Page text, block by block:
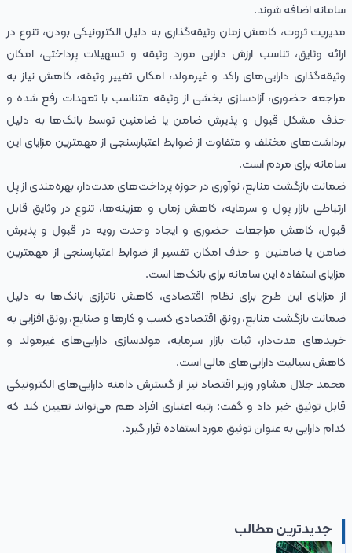
سامانه اضافه شوند.
مدیریت ثروت، کاهش زمان وثیقه‌گذاری به دلیل الکترونیکی بودن، تنوع در
ارائه وثایق، تناسب ارزش دارایی مورد وثیقه و تسهیلات پرداختی، امکان
وثیقه‌گذاری دارایی‌های راکد و غیرمولد، امکان تغییر وثیقه، کاهش نیاز به
مراجعه حضوری، آزادسازی بخشی از وثیقه متناسب با تعهدات رفع شده و
حذف مشکل قبول و پذیرش ضامن یا ضامنین توسط بانک‌ها به ‌دلیل
برداشت‌های مختلف و متفاوت از ضوابط اعتبارسنجی از مهمترین مزایای این
سامانه برای مردم است.
ضمانت بازگشت منابع، نوآوری در حوزه پرداخت‌های مدت‌دار، بهره‌مندی از پل
ارتباطی بازار پول و سرمایه، کاهش زمان و هزینه‌ها، تنوع در وثایق قابل
قبول، کاهش مراجعات حضوری و ایجاد وحدت رویه در قبول و پذیرش
ضامن یا ضامنین و حذف امکان تفسیر از ضوابط اعتبارسنجی از مهمترین
مزایای استفاده این سامانه برای بانک‌ها است.
از مزایای این طرح برای نظام اقتصادی، کاهش ناترازی بانک‌ها به دلیل
ضمانت بازگشت منابع، رونق اقتصادی کسب و کارها و صنایع، رونق افزایی به
خریدهای مدت‌دار، ثبات بازار سرمایه، مولدسازی دارایی‌های غیرمولد و
کاهش سیالیت دارایی‌های مالی است.
محمد جلال مشاور وزیر اقتصاد نیز از گسترش دامنه دارایی‌های الکترونیکی
قابل توثیق خبر داد و گفت: رتبه اعتباری افراد هم می‌تواند تعیین کند که
کدام دارایی به عنوان توثیق مورد استفاده قرار گیرد.
جدیدترین مطالب